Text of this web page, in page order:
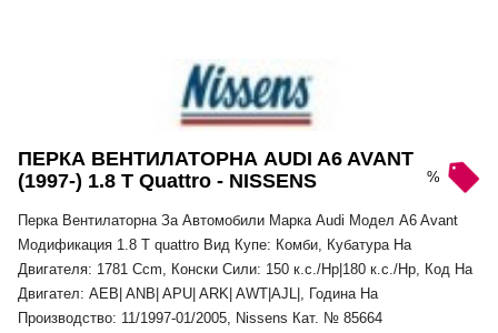
ПЕРКА ВЕНТИЛАТОРНА AUDI A6 AVANT
(1997-) 1.8 T Quattro - NISSENS
Перка Вентилаторна За Автомобили Марка Audi Модел A6 Avant
Модификация 1.8 T quattro Вид Купе: Комби, Кубатура На
Двигателя: 1781 Ccm, Конски Сили: 150 к.с./Hp|180 к.с./Hp, Код На
Двигател: AEB| ANB| APU| ARK| AWT|AJL|, Година На
Производство: 11/1997-01/2005, Nissens Кат. № 85664
%